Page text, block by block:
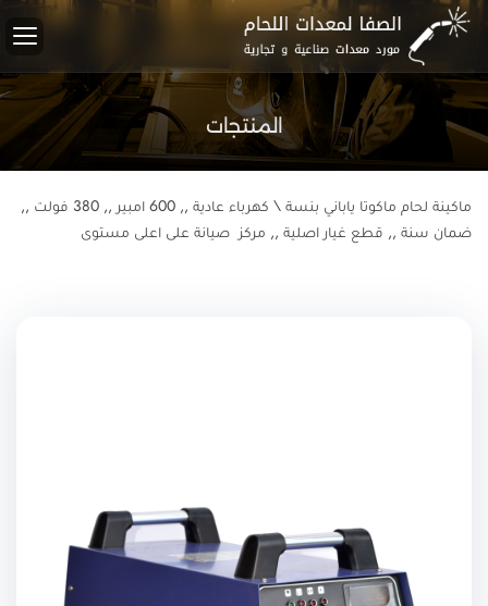
المنتجات
ماكينة لحام ماكوتا ياباني بنسة \ كهرباء عادية ,, 600 امبير ,, 380 فولت ,,
ضمان سنة ,, قطع غيار اصلية ,, مركز صيانة على اعلى مستوى